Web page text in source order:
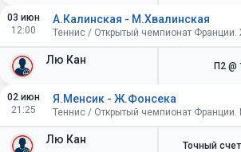
03 июн
12:00
Лю Кан
А.Калинская - М.Хвалинская
П2 @
02 июн
21:25
Лю Кан
Я.Менсик - Ж.Фонсека
Точный